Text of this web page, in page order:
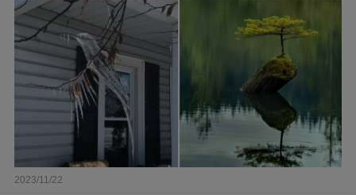
2023/11/22